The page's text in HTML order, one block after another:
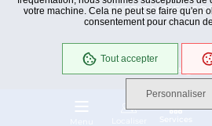
votre machine. Cela ne peut se faire qu'en
consentement pour chacun
Tout accepter
Personnaliser
Services
GESTION DES